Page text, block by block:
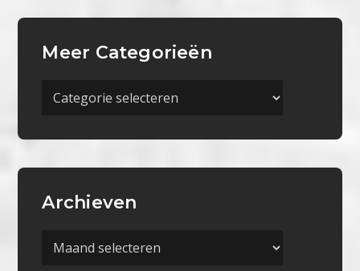
Meer Categorieën
Meer
Archieven
Archieven